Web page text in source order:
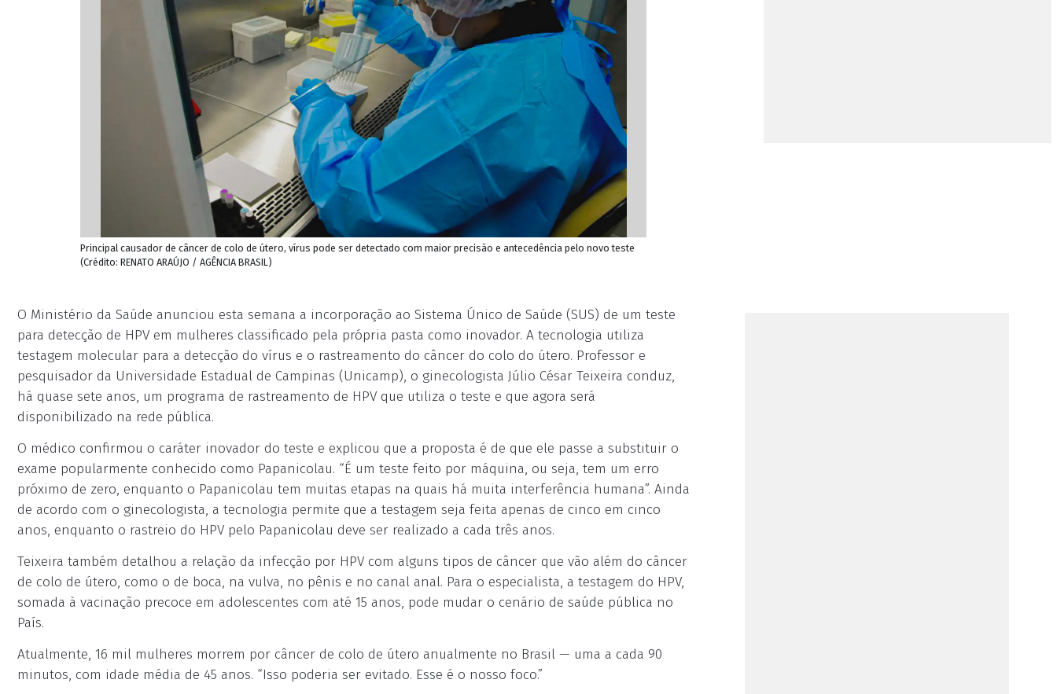
Principal causador de câncer de colo de útero, vírus pode ser detectado com maior precisão e antecedência pelo novo teste
(Crédito: RENATO ARAÚJO / AGÊNCIA BRASIL)
O Ministério da Saúde anunciou esta semana a incorporação ao Sistema Único de Saúde (SUS) de um teste
para detecção de HPV em mulheres classificado pela própria pasta como inovador. A tecnologia utiliza
testagem molecular para a detecção do vírus e o rastreamento do câncer do colo do útero. Professor e
pesquisador da Universidade Estadual de Campinas (Unicamp), o ginecologista Júlio César Teixeira conduz,
há quase sete anos, um programa de rastreamento de HPV que utiliza o teste e que agora será
disponibilizado na rede pública.
O médico confirmou o caráter inovador do teste e explicou que a proposta é de que ele passe a substituir o
exame popularmente conhecido como Papanicolau. “É um teste feito por máquina, ou seja, tem um erro
próximo de zero, enquanto o Papanicolau tem muitas etapas na quais há muita interferência humana”. Ainda
de acordo com o ginecologista, a tecnologia permite que a testagem seja feita apenas de cinco em cinco
anos, enquanto o rastreio do HPV pelo Papanicolau deve ser realizado a cada três anos.
Teixeira também detalhou a relação da infecção por HPV com alguns tipos de câncer que vão além do câncer
de colo de útero, como o de boca, na vulva, no pênis e no canal anal. Para o especialista, a testagem do HPV,
somada à vacinação precoce em adolescentes com até 15 anos, pode mudar o cenário de saúde pública no
País.
Atualmente, 16 mil mulheres morrem por câncer de colo de útero anualmente no Brasil — uma a cada 90
minutos, com idade média de 45 anos. “Isso poderia ser evitado. Esse é o nosso foco.”